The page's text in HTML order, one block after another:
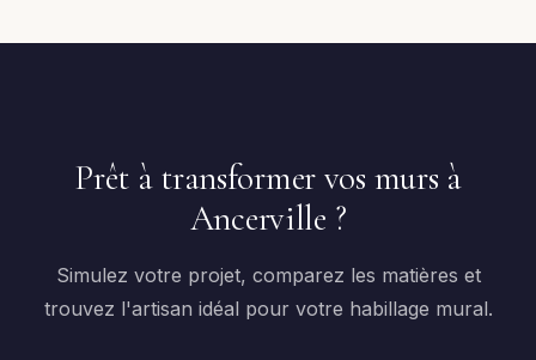
Prêt à transformer vos murs à
Ancerville ?
Simulez votre projet, comparez les matières et
trouvez l'artisan idéal pour votre habillage mural.